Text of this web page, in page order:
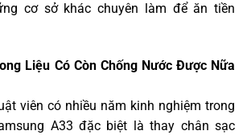
cơ sở khác chuyên làm để ăn tiền
Liệu Có Còn Chống Nước Được Nữa
viên có nhiều năm kinh nghiệm trong
A33 đặc biệt là thay chân sạc